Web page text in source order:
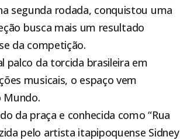
segunda rodada, conquistou uma
busca mais um resultado
da competição.
palco da torcida brasileira em
musicais, o espaço vem
Mundo.
da praça e conhecida como “Rua
pelo artista itapipoquense Sidney